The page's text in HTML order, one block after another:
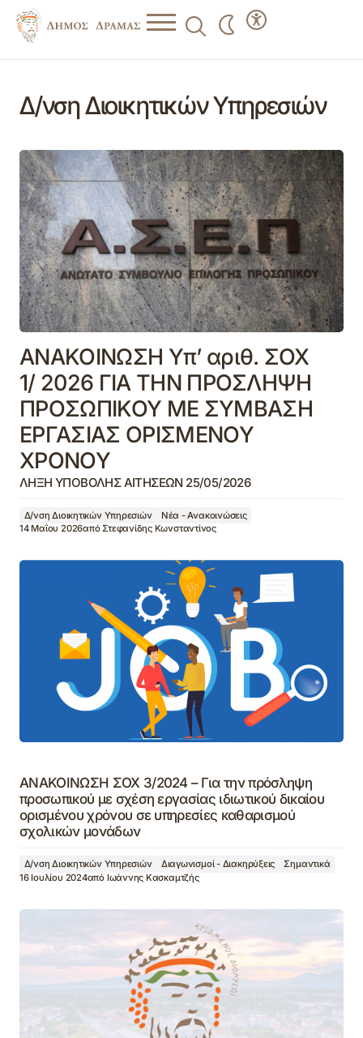
Δ/νση Διοικητικών Υπηρεσιών
ΑΝΑΚΟΙΝΩΣΗ Υπ’ αριθ. ΣΟΧ
1/ 2026 ΓΙΑ ΤΗΝ ΠΡΟΣΛΗΨΗ
ΠΡΟΣΩΠΙΚΟΥ ΜΕ ΣΥΜΒΑΣΗ
ΕΡΓΑΣΙΑΣ ΟΡΙΣΜΕΝΟΥ
ΧΡΟΝΟΥ
ΛΗΞΗ ΥΠΟΒΟΛΗΣ ΑΙΤΗΣΕΩΝ 25/05/2026
Δ/νση Διοικητικών Υπηρεσιών
Νέα - Ανακοινώσεις
14 Μαΐου 2026απόΣτεφανίδης Κωνσταντίνος
ΑΝΑΚΟΙΝΩΣΗ ΣΟΧ 3/2024 – Για την πρόσληψη
προσωπικού με σχέση εργασίας ιδιωτικού δικαίου
ορισμένου χρόνου σε υπηρεσίες καθαρισμού
σχολικών μονάδων
Δ/νση Διοικητικών Υπηρεσιών Διαγωνισμοί - Διακηρύξεις
Σημαντικά
16 Ιουλίου 2024από Ιωάννης Κασκαμτζής